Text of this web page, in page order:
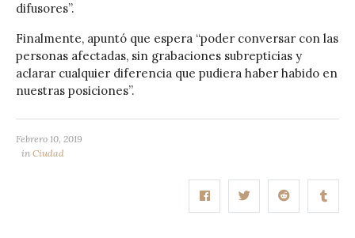
difusores”.
Finalmente, apuntó que espera “poder conversar con las
personas afectadas, sin grabaciones subrepticias y
aclarar cualquier diferencia que pudiera haber habido en
nuestras posiciones”.
Febrero 10, 2019
in Ciudad